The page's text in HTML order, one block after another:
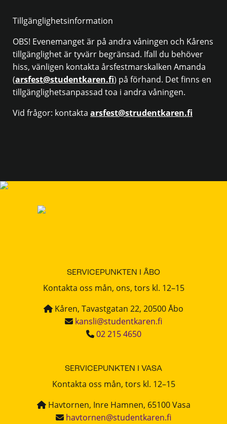
Tillgänglighetsinformation
OBS! Evenemanget är på andra våningen och Kårens
tillgänglighet är tyvärr begränsad. Ifall du behöver
hiss, vänligen kontakta årsfestmarskalken Amanda
(arsfest@studentkaren.fi) på förhand. Det finns en
tillgänglighetsanpassad toa i andra våningen.
Vid frågor: kontakta arsfest@strudentkaren.fi
SERVICEPUNKTEN I ÅBO
Kontakta oss mån, ons, tors kl. 12–15
Kåren, Tavastgatan 22, 20500 Åbo
kansli@studentkaren.fi
02 215 4650
SERVICEPUNKTEN I VASA
Kontakta oss mån, tors kl. 12–15
Havtornen, Inre Hamnen, 65100 Vasa
havtornen@studentkaren.fi